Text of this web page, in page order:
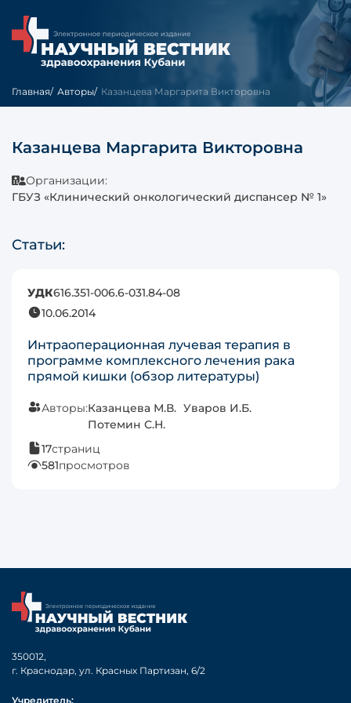
Главная Авторы Казанцева Маргарита Викторовна
Казанцева Маргарита Викторовна
Организации:
ГБУЗ «Клинический онкологический диспансер № 1»
Статьи:
УДК616.351-006.6-031.84-08
10.06.2014
Интраоперационная лучевая терапия в
программе комплексного лечения рака
прямой кишки (обзор литературы)
Авторы:Казанцева М.В. Уваров И.Б.
Потемин С.Н.
17страниц
581просмотров
350012,
г. Краснодар, ул. Красных Партизан, 6/2
Учредитель: